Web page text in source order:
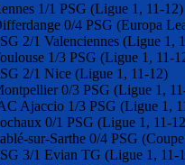
1/1 PSG (Ligue 1, 11-12)
0/4 PSG (Europa
2/1 Valenciennes (Ligue 1,
1/3 PSG (Ligue 1, 11-
2/1 Nice (Ligue 1, 11-12)
0/3 PSG (Ligue 1,
Ajaccio 1/3 PSG (Ligue 1,
0/1 PSG (Ligue 1, 11-
sur-Sarthe 0/4 PSG
3/1 Evian TG (Ligue 1, 11-